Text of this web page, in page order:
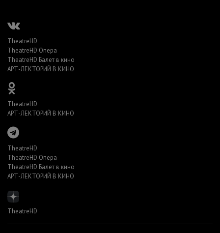
TheatreHD
TheatreHD Опера
TheatreHD Балет в кино
АРТ-ЛЕКТОРИЙ В КИНО
TheatreHD
АРТ-ЛЕКТОРИЙ В КИНО
TheatreHD
TheatreHD Опера
TheatreHD Балет в кино
АРТ-ЛЕКТОРИЙ В КИНО
TheatreHD